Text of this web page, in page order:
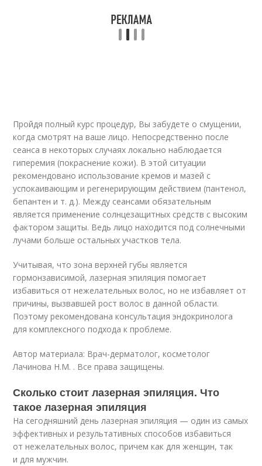
Пройдя полный курс процедур, Вы забудете о смущении,
когда смотрят на ваше лицо. Непосредственно после
сеанса в некоторых случаях локально наблюдается
гиперемия (покраснение кожи). В этой ситуации
рекомендовано использование кремов и мазей с
успокаивающим и регенерирующим действием (пантенол,
бепантен и т. д.). Между сеансами обязательным
является применение солнцезащитных средств с высоким
фактором защиты. Ведь лицо находится под солнечными
лучами больше остальных участков тела.
Учитывая, что зона верхней губы является
гормонзависимой, лазерная эпиляция помогает
избавиться от нежелательных волос, но не избавляет от
причины, вызвавшей рост волос в данной области.
Поэтому рекомендована консультация эндокринолога
для комплексного подхода к проблеме.
Автор материала: Врач-дерматолог, косметолог
Лачинова Н.М. . Все права защищены.
Сколько стоит лазерная эпиляция. Что
такое лазерная эпиляция
На сегодняшний день лазерная эпиляция — один из самых
эффективных и результативных способов избавиться
от нежелательных волос, причем как для женщин, так
и для мужчин.